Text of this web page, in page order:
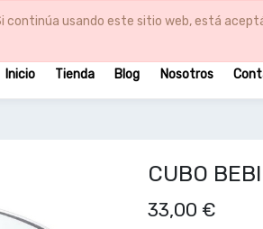
continúa usando este sitio web, está
Inicio Tienda Blog Nosotros
CUBO
33,00 €